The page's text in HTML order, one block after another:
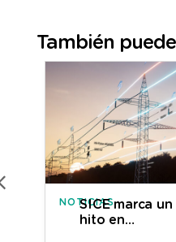
También
NOTICIAS
SICE marca un
hito en